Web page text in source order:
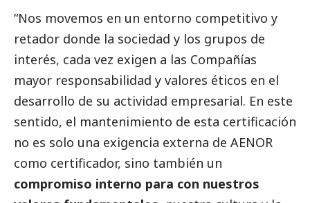
“Nos movemos en un entorno competitivo y
retador donde la sociedad y los grupos de
interés, cada vez exigen a las Compañías
mayor responsabilidad y valores éticos en el
desarrollo de su actividad empresarial. En este
sentido, el mantenimiento de esta certificación
no es solo una exigencia externa de AENOR
como certificador, sino también un
compromiso interno para con nuestros